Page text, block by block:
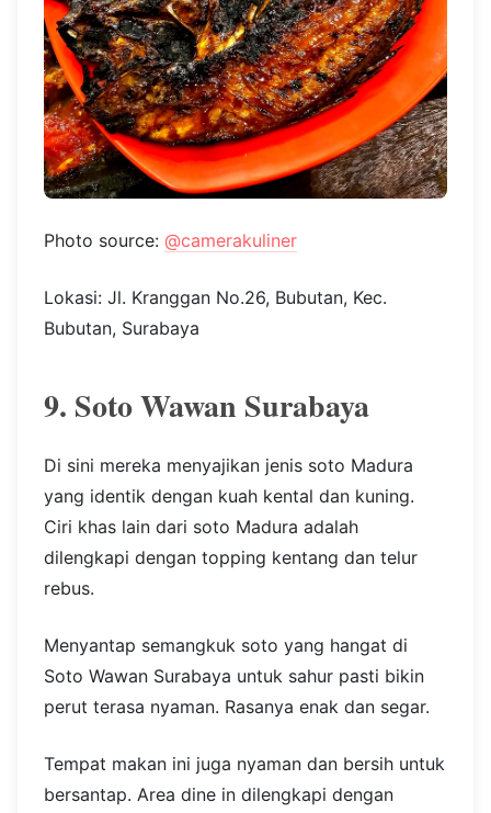
Photo source: @camerakuliner
Lokasi: Jl. Kranggan No.26, Bubutan, Kec.
Bubutan, Surabaya
9. Soto Wawan Surabaya
Di sini mereka menyajikan jenis soto Madura
yang identik dengan kuah kental dan kuning.
Ciri khas lain dari soto Madura adalah
dilengkapi dengan topping kentang dan telur
rebus.
Menyantap semangkuk soto yang hangat di
Soto Wawan Surabaya untuk sahur pasti bikin
perut terasa nyaman. Rasanya enak dan segar.
Tempat makan ini juga nyaman dan bersih untuk
bersantap. Area dine in dilengkapi dengan